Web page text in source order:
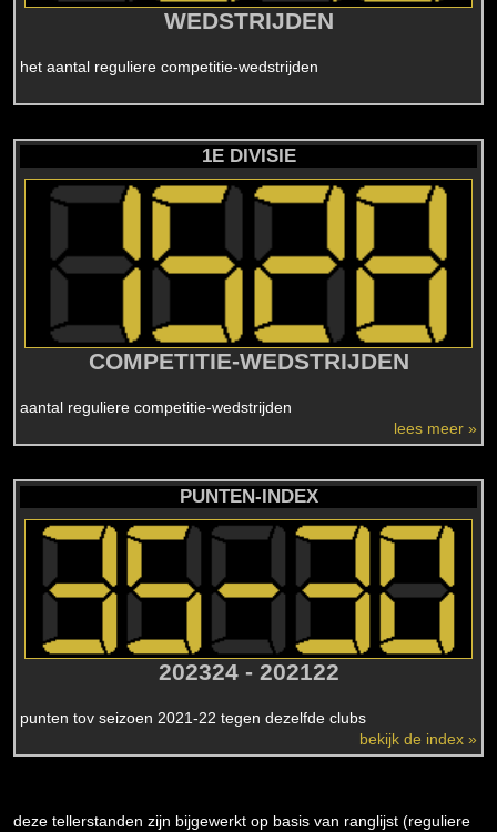
WEDSTRIJDEN
het aantal reguliere competitie-wedstrijden
1E DIVISIE
COMPETITIE-WEDSTRIJDEN
aantal reguliere competitie-wedstrijden
lees meer »
PUNTEN-INDEX
202324 - 202122
punten tov seizoen 2021-22 tegen dezelfde clubs
bekijk de index »
deze tellerstanden zijn bijgewerkt op basis van ranglijst (reguliere